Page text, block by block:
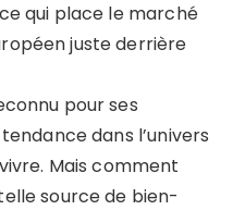
qui place le marché
juste derrière
pour ses
dans l’univers
Mais comment
source de bien-